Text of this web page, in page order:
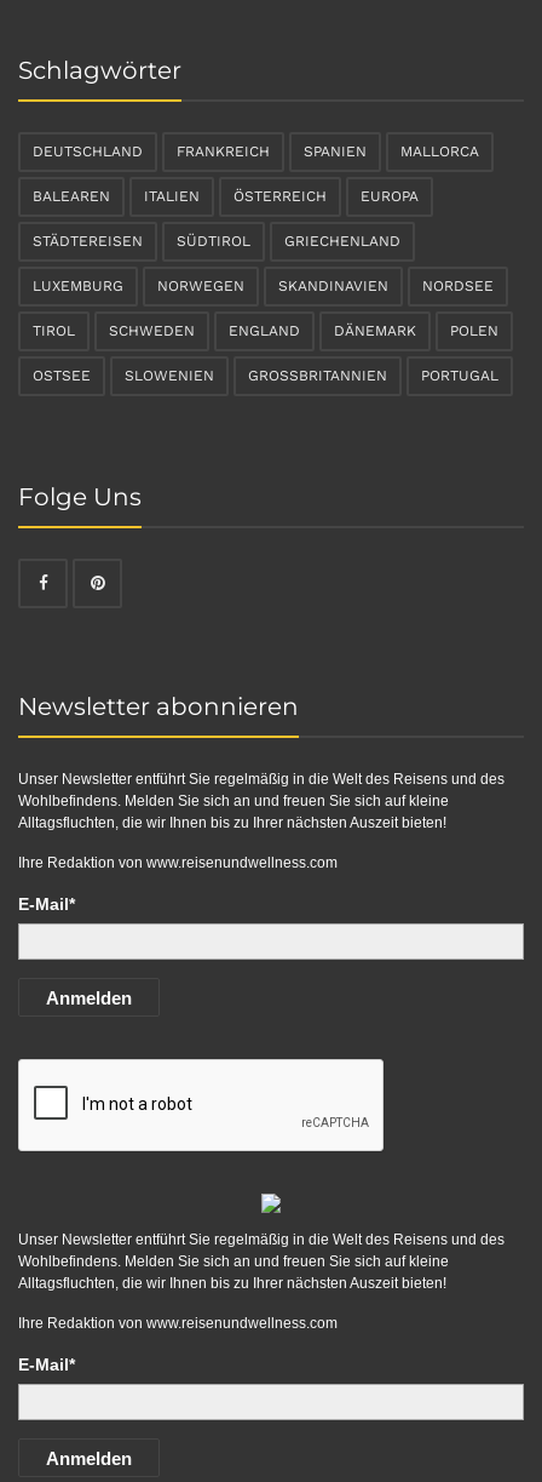
Schlagwörter
DEUTSCHLAND FRANKREICH SPANIEN MALLORCA
BALEAREN ITALIEN ÖSTERREICH EUROPA
STÄDTEREISEN SÜDTIROL GRIECHENLAND
LUXEMBURG NORWEGEN SKANDINAVIEN NORDSEE
TIROL SCHWEDEN ENGLAND DÄNEMARK POLEN
OSTSEE SLOWENIEN GROSSBRITANNIEN PORTUGAL
Folge Uns
Newsletter abonnieren
Unser Newsletter entführt Sie regelmäßig in die Welt des Reisens und des
Wohlbefindens. Melden Sie sich an und freuen Sie sich auf kleine
Alltagsfluchten, die wir Ihnen bis zu Ihrer nächsten Auszeit bieten!
Ihre Redaktion von www.reisenundwellness.com
E-Mail*
Anmelden
Unser Newsletter entführt Sie regelmäßig in die Welt des Reisens und des
Wohlbefindens. Melden Sie sich an und freuen Sie sich auf kleine
Alltagsfluchten, die wir Ihnen bis zu Ihrer nächsten Auszeit bieten!
Ihre Redaktion von www.reisenundwellness.com
E-Mail*
Anmelden